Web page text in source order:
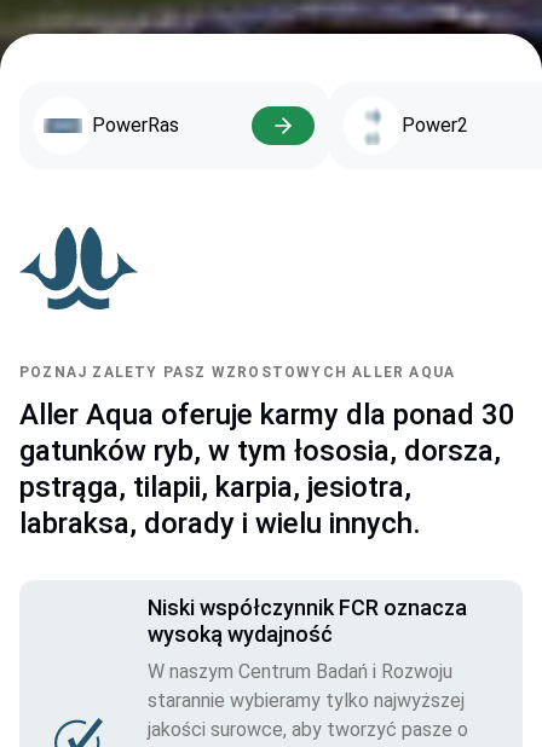
PowerRas Power2
POZNAJ ZALETY PASZ WZROSTOWYCH ALLER AQUA
Aller Aqua oferuje karmy dla ponad 30
gatunków ryb, w tym łososia, dorsza,
pstrąga, tilapii, karpia, jesiotra,
labraksa, dorady i wielu innych.
Niski współczynnik FCR oznacza
wysoką wydajność
W naszym Centrum Badań i Rozwoju
starannie wybieramy tylko najwyższej
jakości surowce, aby tworzyć pasze o